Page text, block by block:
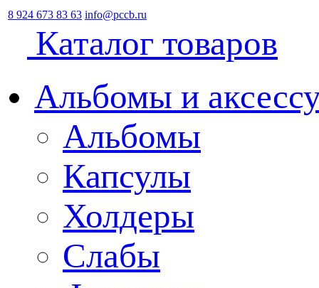
8 924 673 83 63 info@pccb.ru
Каталог товаров
Альбомы и
Альбомы
Капсулы
Холдеры
Слабы